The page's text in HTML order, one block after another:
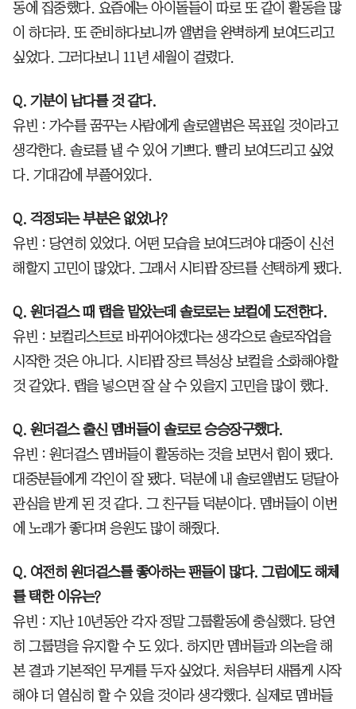
동에 집중했다. 요즘에는 아이돌들이 따로 또 같이 활동을 많
이 하더라. 또 준비하다보니까 앨범을 완벽하게 보여드리고
싶었다. 그러다보니 11년 세월이 걸렸다.
Q. 기분이 남다를 것 같다.
유빈 : 가수를 꿈꾸는 사람에게 솔로앨범은 목표일 것이라고
생각한다. 솔로를 낼 수 있어 기쁘다. 빨리 보여드리고 싶었
다. 기대감에 부풀어있다.
Q. 걱정되는 부분은 없었나?
유빈 : 당연히 있었다. 어떤 모습을 보여드려야 대중이 신선
해할지 고민이 많았다. 그래서 시티팝 장르를 선택하게 됐다.
Q. 원더걸스 때 랩을 맡았는데 솔로로는 보컬에 도전한다.
유빈 : 보컬리스트로 바뀌어야겠다는 생각으로 솔로작업을
시작한 것은 아니다. 시티팝 장르 특성상 보컬을 소화해야할
것 같았다. 랩을 넣으면 잘 살 수 있을지 고민을 많이 했다.
Q. 원더걸스 출신 멤버들이 솔로로 승승장구했다.
유빈 : 원더걸스 멤버들이 활동하는 것을 보면서 힘이 됐다.
대중분들에게 각인이 잘 됐다. 덕분에 내 솔로앨범도 덩달아
관심을 받게 된 것 같다. 그 친구들 덕분이다. 멤버들이 이번
에 노래가 좋다며 응원도 많이 해줬다.
Q. 여전히 원더걸스를 좋아하는 팬들이 많다. 그럼에도 해체
를 택한 이유는?
유빈 : 지난 10년동안 각자 정말 그룹활동에 충실했다. 당연
히 그룹명을 유지할 수 도 있다. 하지만 멤버들과 의논을 해
본 결과 기본적인 무게를 두자 싶었다. 처음부터 새롭게 시작
해야 더 열심히 할 수 있을 것이라 생각했다. 실제로 멤버들